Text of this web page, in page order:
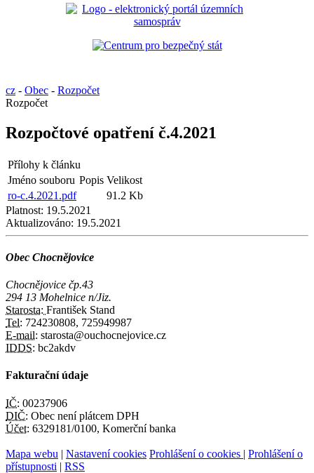
cz - Obec - Rozpočet
Rozpočet
Rozpočtové opatření č.4.2021
Přílohy k článku
Jméno souboru Popis Velikost
ro-c.4.2021.pdf
91.2 Kb
Platnost: 19.5.2021
Aktualizováno: 19.5.2021
Obec Chocnějovice
Chocnějovice čp.43
294 13 Mohelnice n/Jiz.
Starosta: František Stand
Tel: 724230808, 725949987
E-mail: starosta@ouchocnejovice.cz
IDDS: bc2akdv
Fakturační údaje
IČ: 00237906
DIČ: Obec není plátcem DPH
Účet: 6329181/0100, Komerční banka
Mapa webu | Nastavení cookies Prohlášení o cookies | Prohlášení o
přístupnosti | RSS